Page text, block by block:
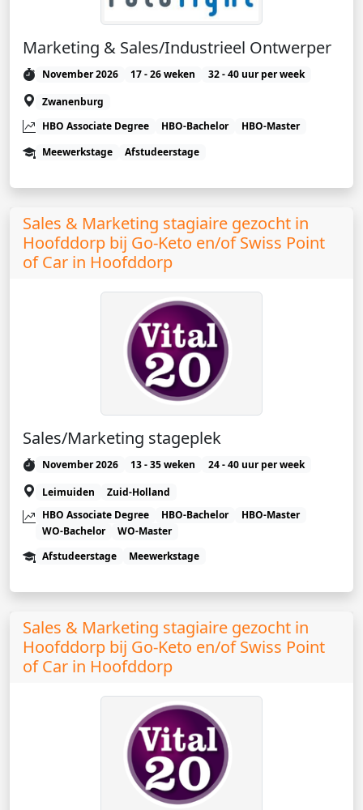
Marketing & Sales/Industrieel Ontwerper
November 2026 17 - 26 weken
32 - 40 uur per week
Zwanenburg
HBO Associate Degree
HBO-Bachelor
HBO-Master
Meewerkstage
Afstudeerstage
Sales & Marketing stagiaire gezocht in
Hoofddorp bij Go-Keto en/of Swiss Point
of Car in Hoofddorp
Sales/Marketing stageplek
November 2026 13 - 35 weken
24 - 40 uur per week
Leimuiden
Zuid-Holland
HBO Associate Degree
HBO-Bachelor
HBO-Master
WO-Bachelor
WO-Master
Afstudeerstage
Meewerkstage
Sales & Marketing stagiaire gezocht in
Hoofddorp bij Go-Keto en/of Swiss Point
of Car in Hoofddorp